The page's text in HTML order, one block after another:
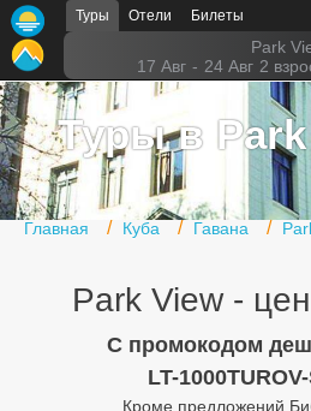
Туры Отели Билеты
Park
17 Авг - 24 Авг 2
Туры в
Главная Куба Гавана
Park View -
C промокодом
LT-
Кроме предложений
Главная
Горящие туры
Туры в Турцию
Туры в Египет
Офис г. Москва
Подборки отелей